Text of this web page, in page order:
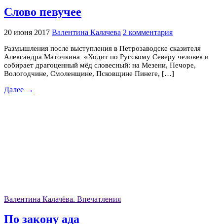
Слово певучее
20 июня 2017 Валентина Калачева 2 комментария
Размышления после выступления в Петрозаводске сказителя
Александра Маточкина «Ходит по Русскому Северу человек и
собирает драгоценный мёд словесный: на Мезени, Печоре,
Вологодчине, Смоленщине, Псковщине Пинеге, […]
Далее →
Валентина Калачёва. Впечатления
По закону ада